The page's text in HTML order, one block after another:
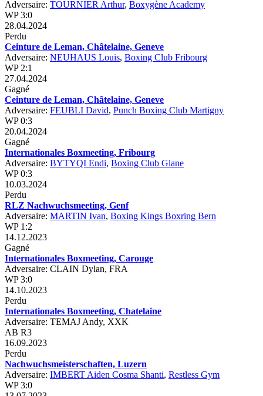
Adversaire: TOURNIER Arthur, Boxygène Academy
WP 3:0
28.04.2024
Perdu
Ceinture de Leman, Châtelaine, Geneve
Adversaire: NEUHAUS Louis, Boxing Club Fribourg
WP 2:1
27.04.2024
Gagné
Ceinture de Leman, Châtelaine, Geneve
Adversaire: FEUBLI David, Punch Boxing Club Martigny
WP 0:3
20.04.2024
Gagné
Internationales Boxmeeting, Fribourg
Adversaire: BYTYQI Endi, Boxing Club Glane
WP 0:3
10.03.2024
Perdu
RLZ Nachwuchsmeeting, Genf
Adversaire: MARTIN Ivan, Boxing Kings Boxring Bern
WP 1:2
14.12.2023
Gagné
Internationales Boxmeeting, Carouge
Adversaire: CLAIN Dylan, FRA
WP 3:0
14.10.2023
Perdu
Internationales Boxmeeting, Chatelaine
Adversaire: TEMAJ Andy, XXK
AB R3
16.09.2023
Perdu
Nachwuchsmeisterschaften, Luzern
Adversaire: IMBERT Aiden Cosma Shanti, Restless Gym
WP 3:0